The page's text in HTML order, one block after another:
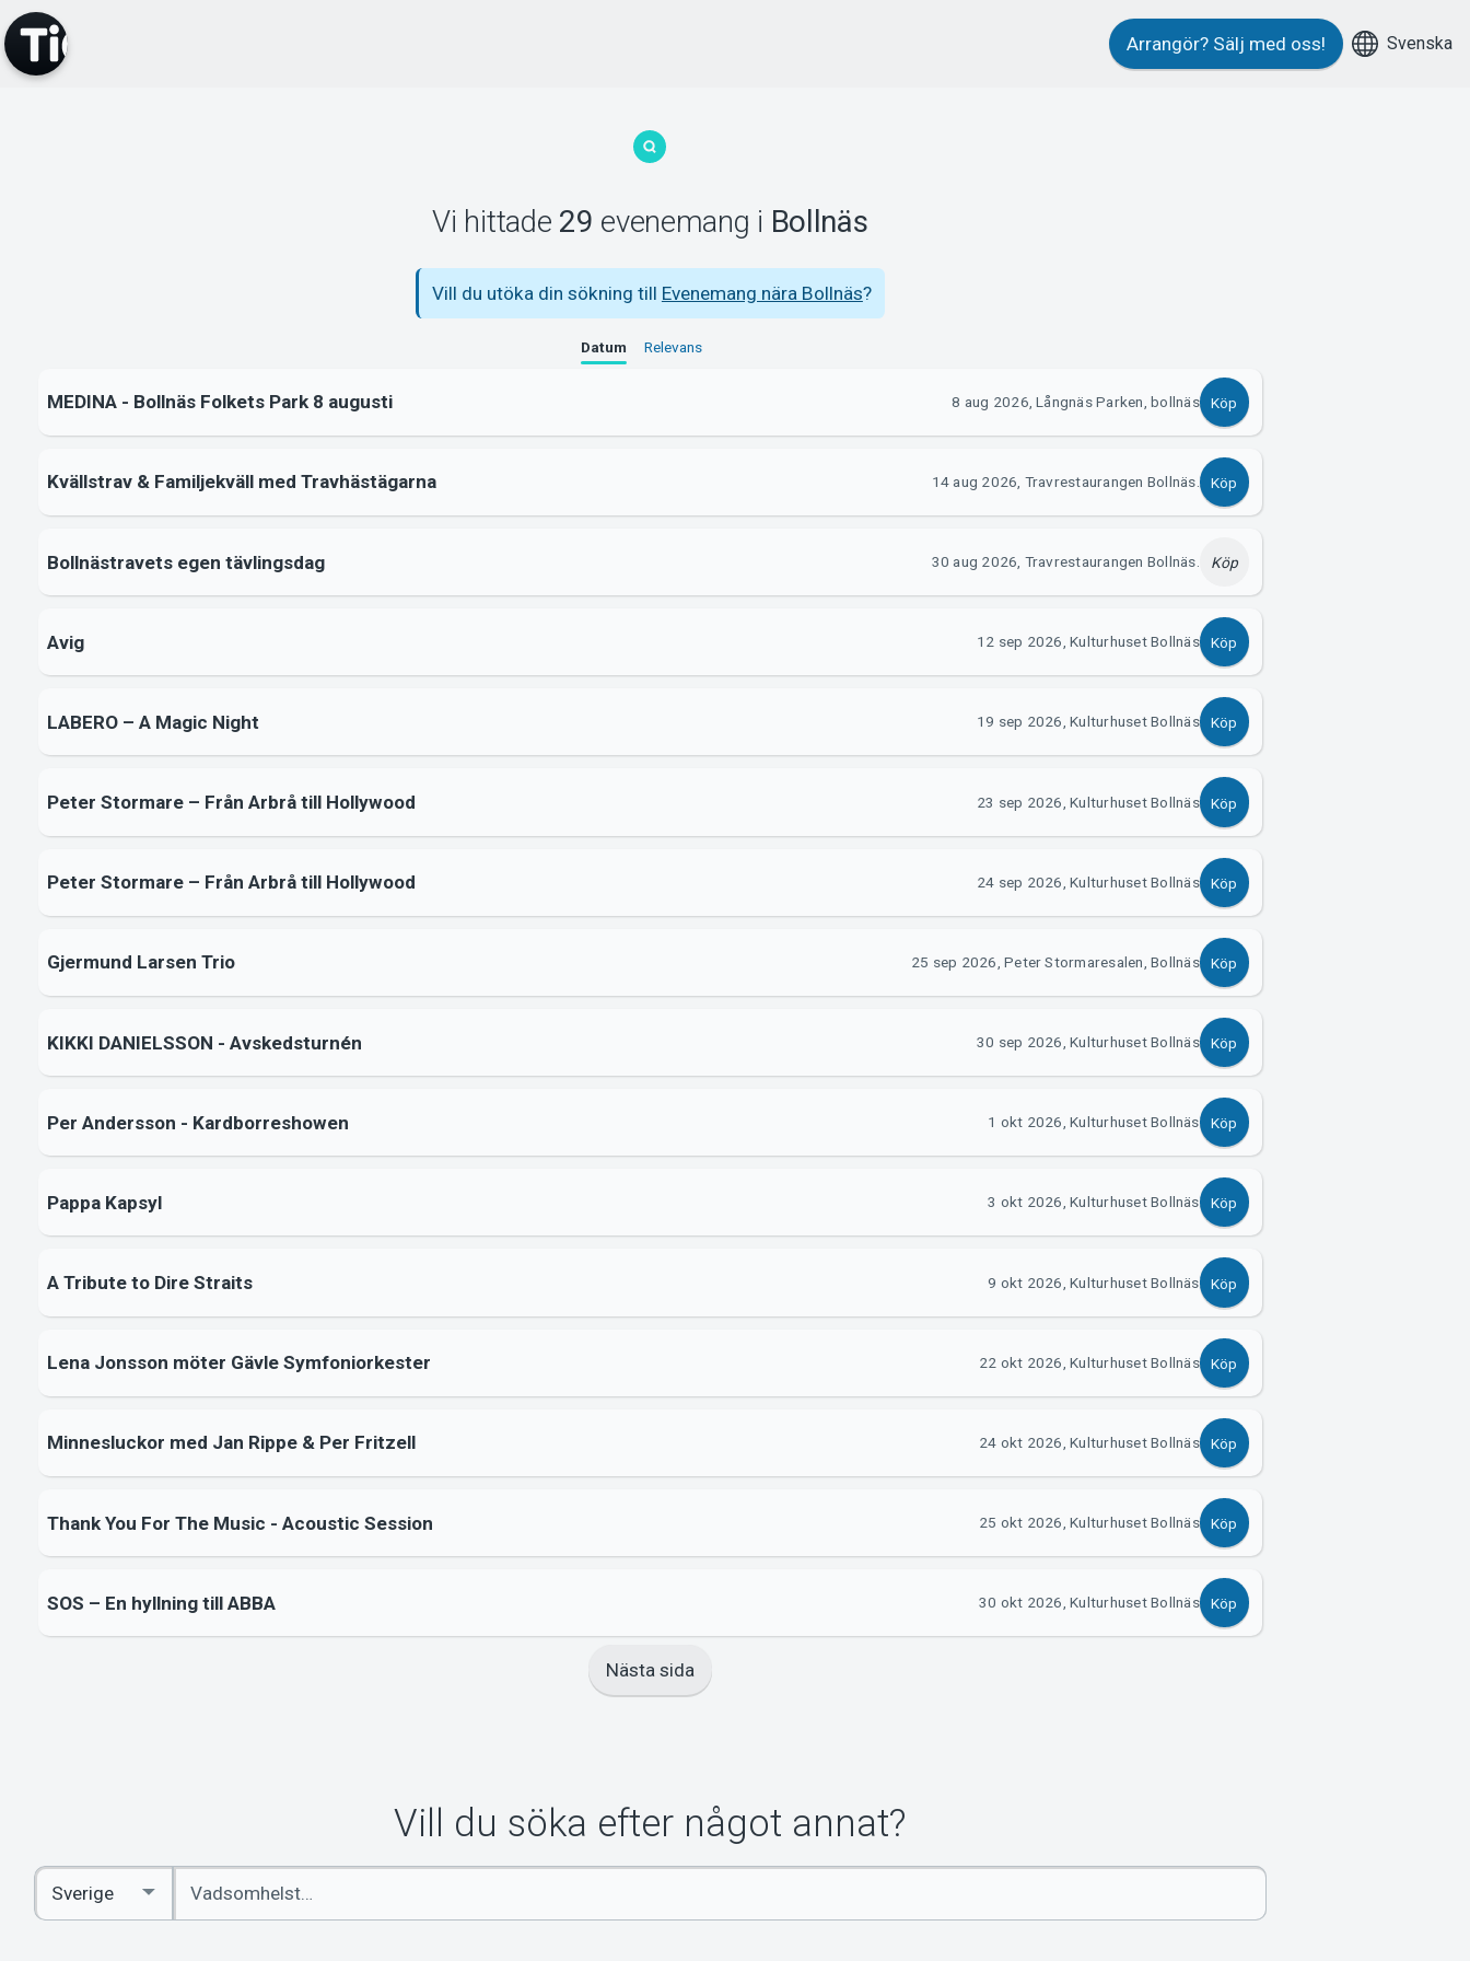
Arrangör? Sälj med oss! Svenska
Vi hittade 29 evenemang i Bollnäs
Vill du utöka din sökning till Evenemang nära Bollnäs?
Datum Relevans
MEDINA - Bollnäs Folkets Park 8 augusti 8 aug 2026, Långnäs Parken, bollnäs Köp
Kvällstrav & Familjekväll med Travhästägarna 14 aug 2026, Travrestaurangen Bollnäs. Köp
Bollnästravets egen tävlingsdag 30 aug 2026, Travrestaurangen Bollnäs. Köp
Avig 12 sep 2026, Kulturhuset Bollnäs Köp
LABERO – A Magic Night 19 sep 2026, Kulturhuset Bollnäs Köp
Peter Stormare – Från Arbrå till Hollywood 23 sep 2026, Kulturhuset Bollnäs Köp
Peter Stormare – Från Arbrå till Hollywood 24 sep 2026, Kulturhuset Bollnäs Köp
Gjermund Larsen Trio 25 sep 2026, Peter Stormaresalen, Bollnäs Köp
KIKKI DANIELSSON - Avskedsturnén 30 sep 2026, Kulturhuset Bollnäs Köp
Per Andersson - Kardborreshowen 1 okt 2026, Kulturhuset Bollnäs Köp
Pappa Kapsyl 3 okt 2026, Kulturhuset Bollnäs Köp
A Tribute to Dire Straits 9 okt 2026, Kulturhuset Bollnäs Köp
Lena Jonsson möter Gävle Symfoniorkester 22 okt 2026, Kulturhuset Bollnäs Köp
Minnesluckor med Jan Rippe & Per Fritzell 24 okt 2026, Kulturhuset Bollnäs Köp
Thank You For The Music - Acoustic Session 25 okt 2026, Kulturhuset Bollnäs Köp
SOS – En hyllning till ABBA 30 okt 2026, Kulturhuset Bollnäs Köp
Nästa sida
Vill du söka efter något annat?
Ange
sökord
Select
Country